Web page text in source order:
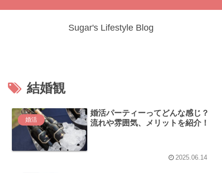
Sugar's Lifestyle Blog
結婚観
婚活
婚活パーティーってどんな感じ？
流れや雰囲気、メリットを紹介！
2025.06.14